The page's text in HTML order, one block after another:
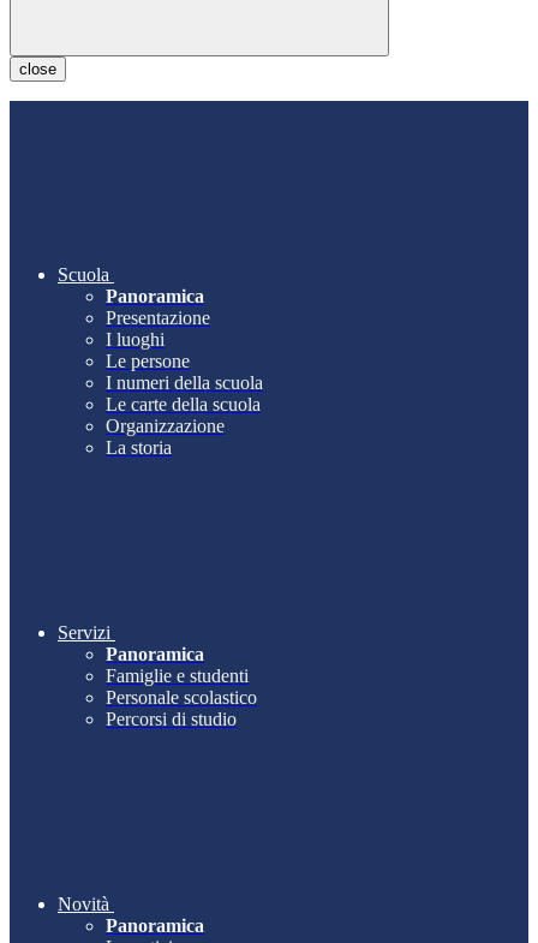
close
Scuola
Panoramica
Presentazione
I luoghi
Le persone
I numeri della scuola
Le carte della scuola
Organizzazione
La storia
Servizi
Panoramica
Famiglie e studenti
Personale scolastico
Percorsi di studio
Novità
Panoramica